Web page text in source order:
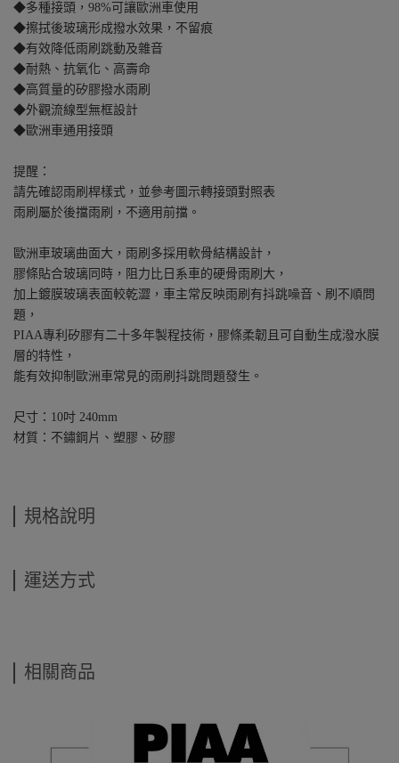
◆多種接頭，98%可讓歐洲車使用
◆擦拭後玻璃形成撥水效果，不留痕
◆有效降低雨刷跳動及雜音
◆耐熱、抗氧化、高壽命
◆高質量的矽膠撥水雨刷
◆外觀流線型無框設計
◆歐洲車通用接頭
提醒：
請先確認雨刷桿樣式，並參考圖示轉接頭對照表
雨刷屬於後擋雨刷，不適用前擋。
歐洲車玻璃曲面大，雨刷多採用軟骨結構設計，
膠條貼合玻璃同時，阻力比日系車的硬骨雨刷大，
加上鍍膜玻璃表面較乾澀，車主常反映雨刷有抖跳噪音、刷不順問
題，
PIAA專利矽膠有二十多年製程技術，膠條柔韌且可自動生成潑水膜
層的特性，
能有效抑制歐洲車常見的雨刷抖跳問題發生。
尺寸：10吋 240mm
材質：不鏽鋼片、塑膠、矽膠
規格說明
運送方式
相關商品